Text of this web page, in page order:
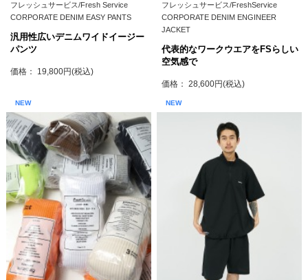
フレッシュサービス/Fresh Service
CORPORATE DENIM EASY PANTS
汎用性広いデニムワイドイージー
パンツ
価格： 19,800円(税込)
フレッシュサービス/FreshService
CORPORATE DENIM ENGINEER
JACKET
代表的なワークウエアをFSらしい
空気感で
価格： 28,600円(税込)
NEW NEW